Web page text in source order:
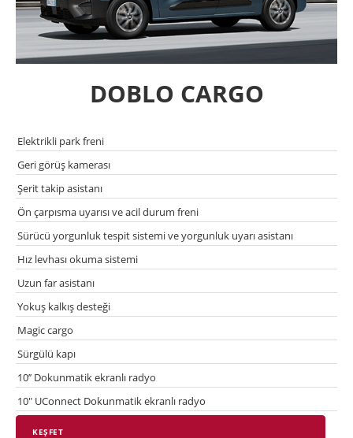
DOBLO CARGO
Elektrikli park freni
Geri görüş kamerası
Şerit takip asistanı
Ön çarpısma uyarısı ve acil durum freni
Sürücü yorgunluk tespit sistemi ve yorgunluk uyarı asistanı
Hız levhası okuma sistemi
Uzun far asistanı
Yokuş kalkış desteği
Magic cargo
Sürgülü kapı
10’’ Dokunmatik ekranlı radyo
10" UConnect Dokunmatik ekranlı radyo
KEŞFET